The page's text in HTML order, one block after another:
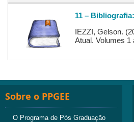
11 – Bibliografia:
IEZZI, Gelson.
Atual. Volumes 1
Sobre o PPGEE
O Programa de Pós Graduação